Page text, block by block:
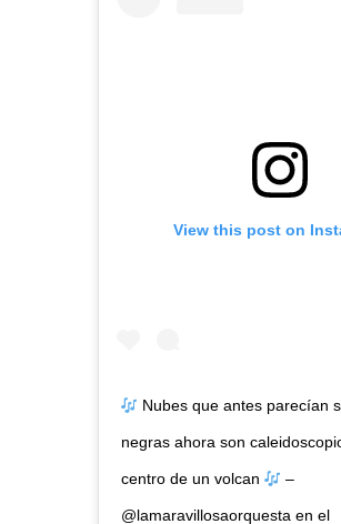
View this post on
Nubes que antes parecían
negras ahora son
centro de un volcan –
@lamaravillosaorquesta en el